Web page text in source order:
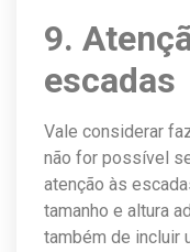
9.
escadas
Vale considerar
não for possível
atenção às
tamanho e altura
também de incluir